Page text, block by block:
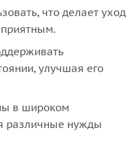
что делает уход
улучшая его
в широком
различные нужды